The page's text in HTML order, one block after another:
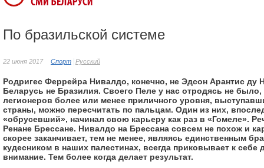
По бразильской системе
22 июня 2017 Спорт Русский
Родригес Феррейра Нивалдо, конечно, не Эдсон Арантис ду
Беларусь не Бразилия. Своего Пеле у нас отродясь не было,
легионеров более или менее приличного уровня,
страны, можно пересчитать по пальцам. Один из них,
«обрусевший», начинал свою карьеру как раз в «Гомеле».
Ренане Брессане. Нивалдо на Брессана совсем не похож и
скорее заканчивает, тем не менее, являясь единственным
кудесником в наших палестинах, всегда приковывает к себе
внимание. Тем более когда делает результат.